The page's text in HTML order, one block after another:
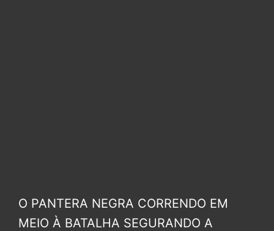
O PANTERA NEGRA CORRENDO EM
MEIO À BATALHA SEGURANDO A